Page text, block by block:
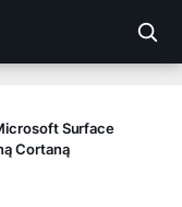
Surface
Cortaną